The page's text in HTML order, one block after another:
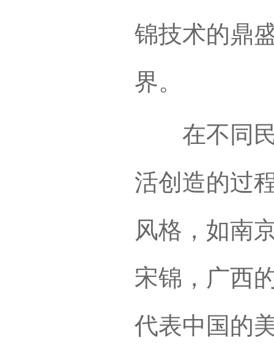
锦技术的鼎
界。
在不同民
活创造的过
风格，如南
宋锦，广西
代表中国的